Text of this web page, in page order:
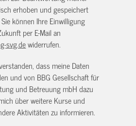
erhoben und gespeichert
können Ihre Einwilligung
per E-Mail an
svg.dewiderrufen.
dass meine Daten
und von BBG Gesellschaft für
und Betreuung mbH dazu
über weitere Kurse und
Aktivitäten zu informieren.